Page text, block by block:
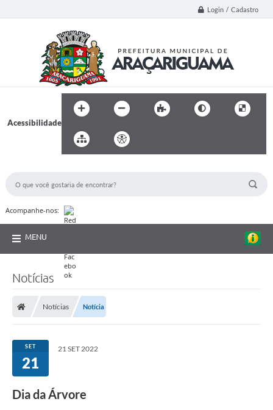
Login / Cadastro
Acessibilidade
Acompanhe-nos:
MENU
Notícias
Notícias Notícia
SET
21
21 SET 2022
Dia da Árvore